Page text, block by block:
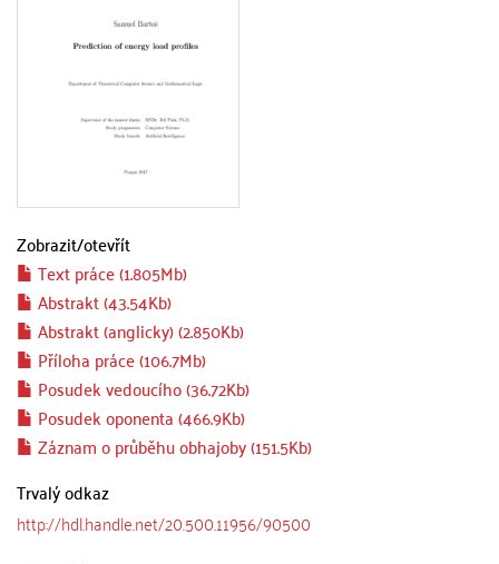
Zobrazit/otevřít
Text práce (1.805Mb)
Abstrakt (43.54Kb)
Abstrakt (anglicky) (2.850Kb)
Příloha práce (106.7Mb)
Posudek vedoucího (36.72Kb)
Posudek oponenta (466.9Kb)
Záznam o průběhu obhajoby (151.5Kb)
Trvalý odkaz
http://hdl.handle.net/20.500.11956/90500